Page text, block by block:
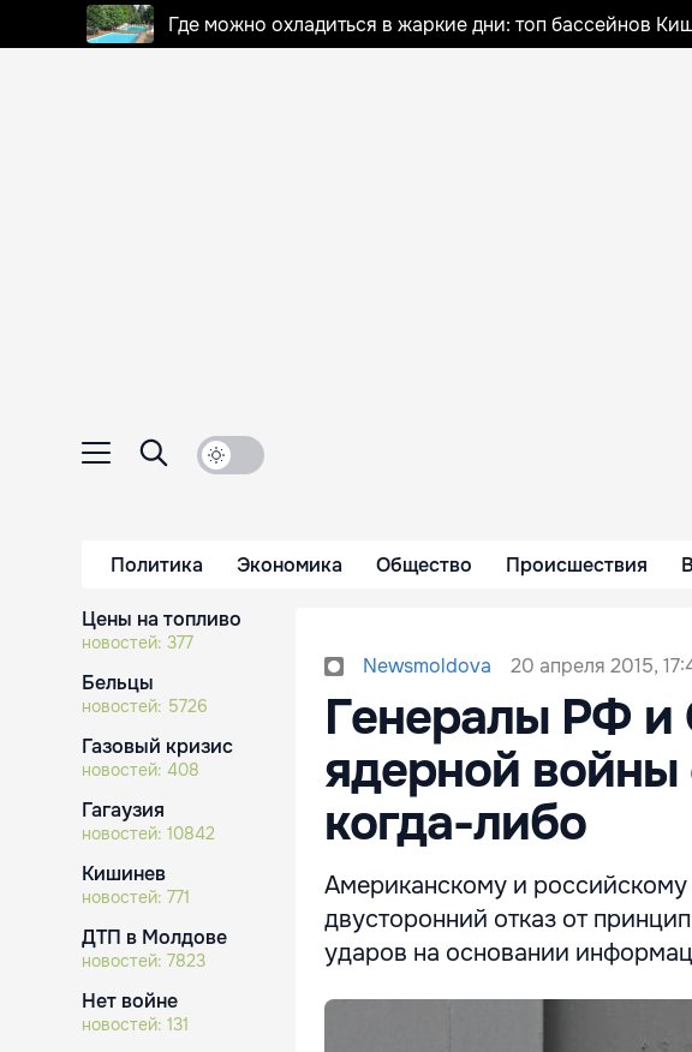
Где можно охладиться в жаркие дни: топ бассейнов
Политика Экономика Общество Происшествия
Цены на топливо
новостей: 377
Бельцы
новостей: 5726
Газовый кризис
новостей: 408
Гагаузия
новостей: 10842
Кишинев
новостей: 771
ДТП в Молдове
новостей: 7823
Нет войне
новостей: 131
Newsmoldova 20 апреля 2015,
Генералы РФ и
ядерной
когда-либо
Американскому и
двусторонний отказ от
ударов на основании